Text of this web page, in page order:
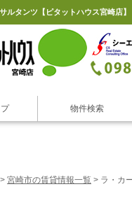
ルタンツ【ピタットハウス宮崎店】
物件検索
> 宮崎市の賃貸情報一覧 > ラ・カ